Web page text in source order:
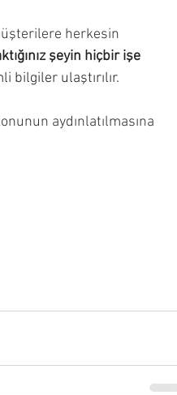
herkesin
şeyin hiçbir işe
bilgiler ulaştırılır.
aydınlatılmasına